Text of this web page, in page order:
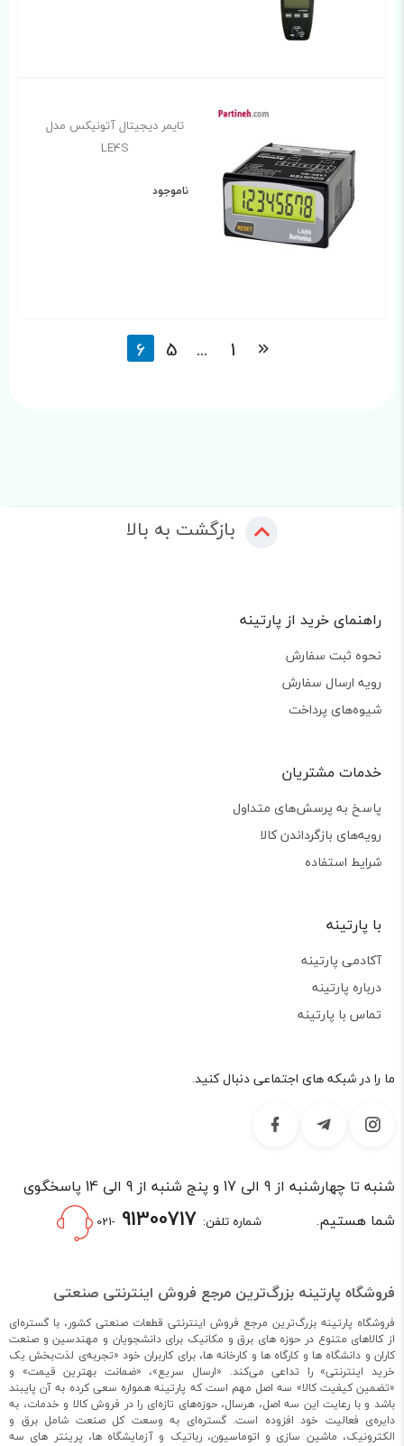
تایمر دیجیتال آتونیکس مدل
LE4S
ناموجود
1
...
5
6
بازگشت به بالا
راهنمای خرید از پارتینه
نحوه ثبت سفارش
رویه ارسال سفارش
شیوه‌های پرداخت
خدمات مشتریان
پاسخ به پرسش‌های متداول
رویه‌های بازگرداندن کالا
شرایط استفاده
با پارتینه
آکادمی پارتینه
درباره پارتینه
تماس با پارتینه
ما را در شبکه های اجتماعی دنبال کنید.
شنبه تا چهارشنبه از 9 الی 17 و پنج شنبه از 9 الی 14 پاسخگوی
شما هستیم.
شماره تلفن: -021
فروشگاه پارتینه بزرگ‌ترین مرجع فروش اینترنتی صنعتی
فروشگاه پارتینه بزرگ‌ترین مرجع فروش اینترنتی قطعات صنعتی کشور، با گستره‌ای
از کالاهای متنوع در حوزه های برق و مکانیک برای دانشجویان و مهندسین و صنعت
کاران و دانشگاه ها و کارگاه ها و کارخانه ها، برای کاربران خود «تجربه‌ی لذت‌بخش یک
خرید اینترنتی» را تداعی می‌کند. «ارسال سریع»، «ضمانت بهترین قیمت» و
«تضمین کیفیت کالا» سه اصل مهم است که پارتینه همواره سعی کرده به آن پایبند
باشد و با رعایت این سه اصل، هرسال، حوزه‌های تازه‌ای را در فروش کالا و خدمات، به
دایره‌ی فعالیت خود افزوده است. گستره‌ای به وسعت کل صنعت شامل برق و
الکترونیک، ماشین سازی و اتوماسیون، رباتیک و آزمایشگاه ها، پرینتر های سه